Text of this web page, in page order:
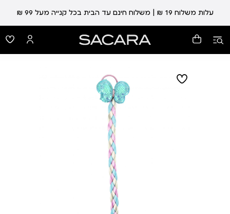
עלות משלוח 19 ₪ | משלוח חינם עד הבית בכל קנייה מעל 99 ₪